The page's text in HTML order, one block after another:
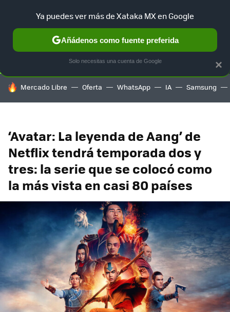
SELECCIÓN GAMING HOME AUTO TERRITORIO
HOY SE HABLA DE
Mercado Libre Oferta WhatsApp IA Samsung
‘Avatar: La leyenda de Aang’ de
Netflix tendrá temporada dos y
tres: la serie que se colocó como
la más vista en casi 80 países
×
Ya puedes ver más de Xataka MX en Google
Añádenos como fuente preferida
Solo necesitas una cuenta de Google